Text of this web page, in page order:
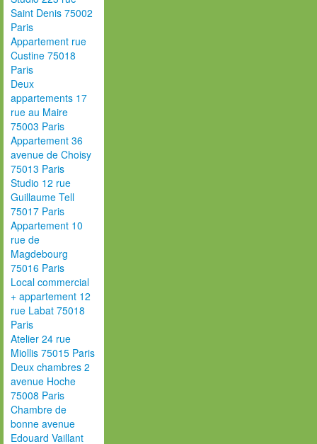
Saint Denis 75002
Paris
Appartement rue
Custine 75018
Paris
Deux
appartements 17
rue au Maire
75003 Paris
Appartement 36
avenue de Choisy
75013 Paris
Studio 12 rue
Guillaume Tell
75017 Paris
Appartement 10
rue de
Magdebourg
75016 Paris
Local commercial
+ appartement 12
rue Labat 75018
Paris
Atelier 24 rue
Miollis 75015 Paris
Deux chambres 2
avenue Hoche
75008 Paris
Chambre de
bonne avenue
Edouard Vaillant